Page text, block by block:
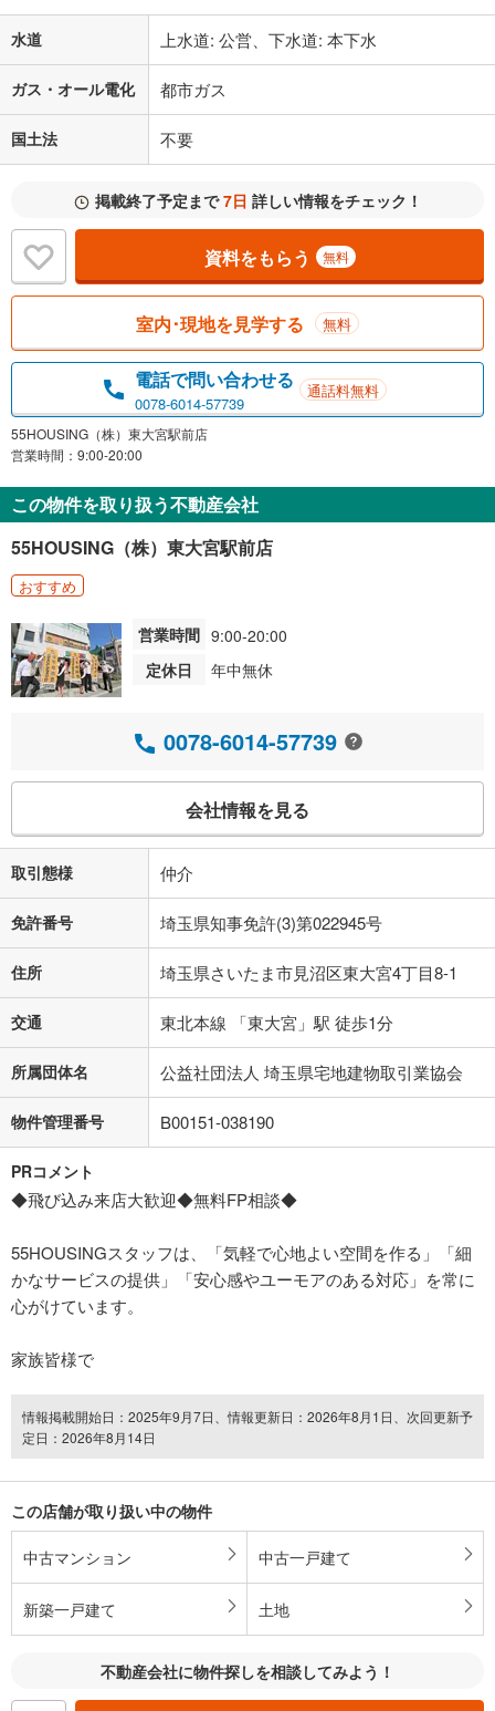
水道 上水道: 公営、下水道: 本下水
ガス・オール電化 都市ガス
国土法 不要
掲載終了予定まで7日 詳しい情報をチェック！
資料をもらう 無料
室内･現地を見学する 無料
電話で問い合わせる
0078-6014-57739
通話料無料
55HOUSING（株）東大宮駅前店
営業時間：9:00-20:00
この物件を取り扱う不動産会社
55HOUSING（株）東大宮駅前店
おすすめ
営業時間 9:00-20:00
定休日
年中無休
0078-6014-57739
会社情報を見る
取引態様 仲介
免許番号 埼玉県知事免許(3)第022945号
住所 埼玉県さいたま市見沼区東大宮4丁目8-1
交通 東北本線 「東大宮」駅 徒歩1分
所属団体名 公益社団法人 埼玉県宅地建物取引業協会
物件管理番号 B00151-038190
PRコメント
◆飛び込み来店大歓迎◆無料FP相談◆
55HOUSINGスタッフは、「気軽で心地よい空間を作る」「細
かなサービスの提供」「安心感やユーモアのある対応」を常に
心がけています。
家族皆様で
情報掲載開始日：2025年9月7日、情報更新日：2026年8月1日、次回更新予
定日：2026年8月14日
この店舗が取り扱い中の物件
中古マンション 中古一戸建て
新築一戸建て 土地
不動産会社に物件探しを相談してみよう！